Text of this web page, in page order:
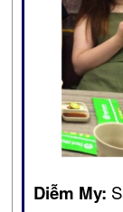
Diễm My: